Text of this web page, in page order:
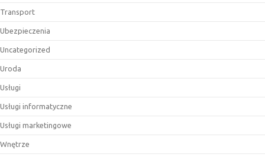
Transport
Ubezpieczenia
Uncategorized
Uroda
Usługi
Usługi informatyczne
Usługi marketingowe
Wnętrze